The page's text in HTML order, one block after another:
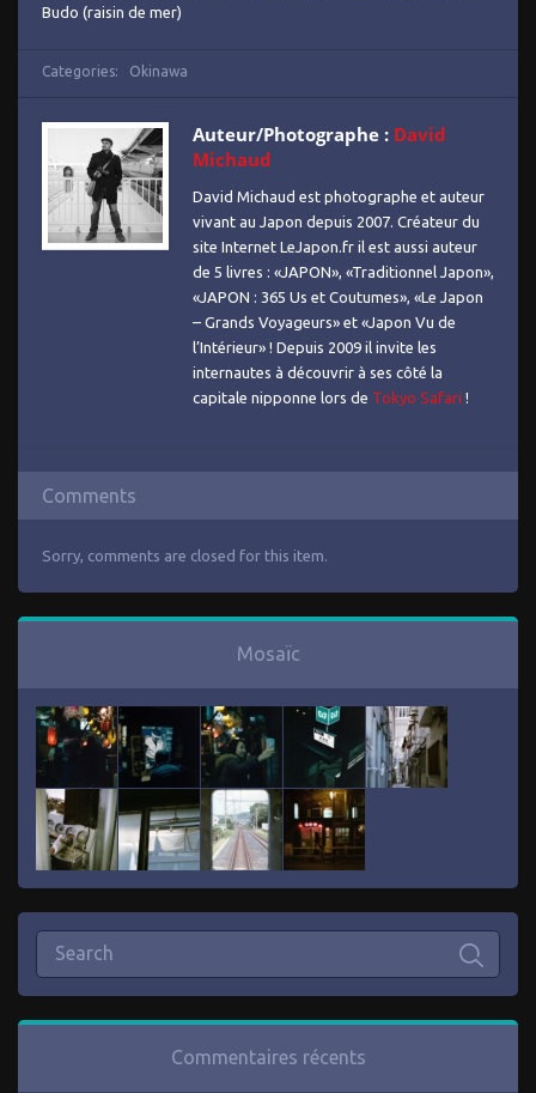
Budo (raisin de mer)
Categories: Okinawa
Auteur/Photographe : David
Michaud
David Michaud est photographe et auteur
vivant au Japon depuis 2007. Créateur du
site Internet LeJapon.fr il est aussi auteur
de 5 livres : «JAPON», «Traditionnel Japon»,
«JAPON : 365 Us et Coutumes», «Le Japon
– Grands Voyageurs» et «Japon Vu de
l’Intérieur» ! Depuis 2009 il invite les
internautes à découvrir à ses côté la
capitale nipponne lors de Tokyo Safari !
Comments
Sorry, comments are closed for this item.
Mosaïc
Commentaires récents